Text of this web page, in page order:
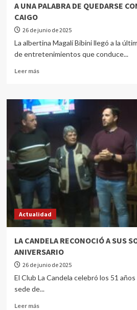
A UNA PALABRA DE QUEDARSE
CAIGO
26 de junio de 2025
La albertina Magalí Bibini llegó a la
de entretenimientos que conduce...
Leer más
Actualidad
LA CANDELA RECONOCIÓ A SUS
ANIVERSARIO
26 de junio de 2025
El Club La Candela celebró los 51
sede de...
Leer más